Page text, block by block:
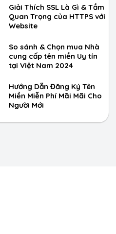
Giải Thích SSL Là Gì & Tầm
Quan Trọng của HTTPS với
Website
So sánh & Chọn mua Nhà
cung cấp tên miền Uy tín
tại Việt Nam 2024
Hướng Dẫn Đăng Ký Tên
Miền Miễn Phí Mãi Mãi Cho
Người Mới